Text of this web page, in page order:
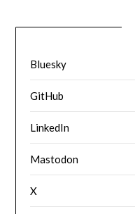
Bluesky
GitHub
LinkedIn
Mastodon
X